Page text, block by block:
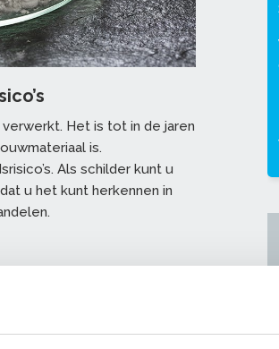
Het is tot in de jaren
is.
Als schilder kunt u
u het kunt herkennen in